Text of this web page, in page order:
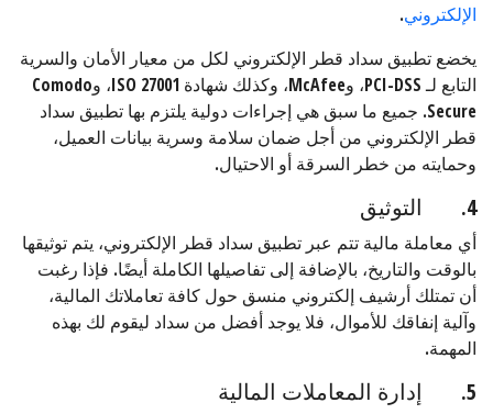
الإلكتروني.
يخضع تطبيق سداد قطر الإلكتروني لكل من معيار الأمان والسرية
التابع لـ PCI-DSS، وMcAfee، وكذلك شهادة ISO 27001، وComodo
Secure. جميع ما سبق هي إجراءات دولية يلتزم بها تطبيق سداد
قطر الإلكتروني من أجل ضمان سلامة وسرية بيانات العميل،
وحمايته من خطر السرقة أو الاحتيال.
4. التوثيق
أي معاملة مالية تتم عبر تطبيق سداد قطر الإلكتروني، يتم توثيقها
بالوقت والتاريخ، بالإضافة إلى تفاصيلها الكاملة أيضًا. فإذا رغبت
أن تمتلك أرشيف إلكتروني منسق حول كافة تعاملاتك المالية،
وآلية إنفاقك للأموال، فلا يوجد أفضل من سداد ليقوم لك بهذه
المهمة.
5. إدارة المعاملات المالية